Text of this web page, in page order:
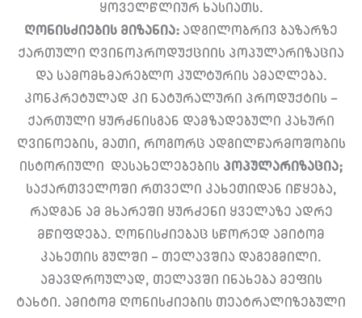
ყოველწლიურ ხასიათს.
ღონისძიების მიზანია: ადგილობრივ ბაზარზე
ქართული ღვინოპროდუქციის პოპულარიზაცია
და სამომხმარებლო კულტურის ამაღლება.
კონკრეტულად კი ნატურალური პროდუქტის –
ქართული ყურძნისგან დამზადებული კახური
ღვინოების, მათი, როგორც ადგილწარმოშობის
ისტორიული დასახელებების პოპულარიზაცია;
საქართველოში რთველი კახეთიდან იწყება,
რადგან ამ მხარეში ყურძენი ყველაზე ადრე
მწიფდება. ღონისძიებაც სწორედ ამიტომ
კახეთის გულში – თელავშია დაგეგმილი.
ამავდროულად, თელავში ინახება მეფის
ტახტი. ამიტომ ღონისძიების თეატრალიზებული